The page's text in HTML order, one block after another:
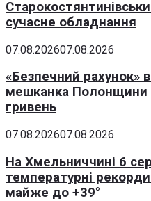
сучасне обладнання
07.08.202607.08.2026
«Безпечний рахунок»
мешканка Полонщини
гривень
07.08.202607.08.2026
На Хмельниччині 6
температурні
майже до +39°